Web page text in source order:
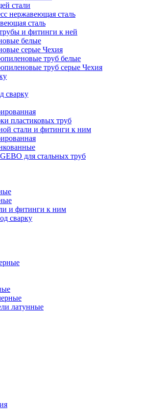
стали
нержавеющая сталь
сталь
и фитинги к ней
белые
серые Чехия
труб белые
труб серые Чехия
сварку
пластиковых труб
стали и фитинги к ним
для стальных труб
и фитинги к ним
сварку
латунные